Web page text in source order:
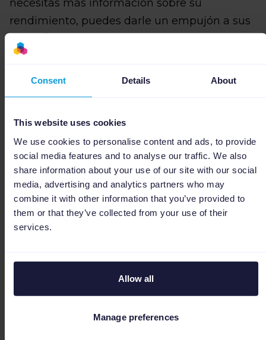
Consent Details About
This website uses cookies
We use cookies to personalise content and ads, to provide
social media features and to analyse our traffic. We also
share information about your use of our site with our social
media, advertising and analytics partners who may
combine it with other information that you’ve provided to
them or that they’ve collected from your use of their
services.
Allow all
Manage preferences
necesitas más información sobre su
rendimiento, puedes darle un empujón a sus
visitas/clics. ¿Cómo? Añadiendo este producto
a una campaña con ROAS bajos (0.5 - 2),
fomentando su visibilidad. Podrás encontrar
Para ayudarte a entender mejor esta nueva
funcionalidad, hemos creado una pequeña
guía incluyendo algunos ejemplos y formas
de uso. ¡Descárgate nuestra guía a
continuación y comienza a utilizar Channable
Insights!